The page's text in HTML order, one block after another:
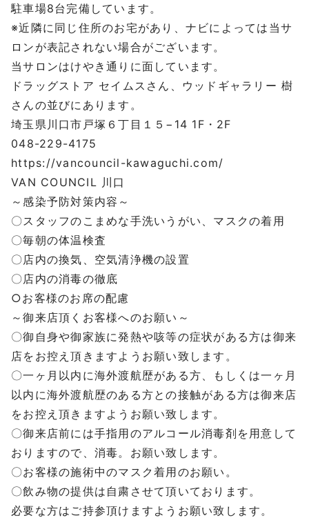
駐車場8台完備しています。
※近隣に同じ住所のお宅があり、ナビによっては当サ
ロンが表記されない場合がございます。
当サロンはけやき通りに面しています。
ドラッグストア セイムスさん、ウッドギャラリー 樹
さんの並びにあります。
埼玉県川口市戸塚６丁目１５−14 1F・2F
048-229-4175
https://vancouncil-kawaguchi.com/
VAN COUNCIL 川口
～感染予防対策内容～
〇スタッフのこまめな手洗いうがい、マスクの着用
〇毎朝の体温検査
〇店内の換気、空気清浄機の設置
〇店内の消毒の徹底
○お客様のお席の配慮
～御来店頂くお客様へのお願い～
〇御自身や御家族に発熱や咳等の症状がある方は御来
店をお控え頂きますようお願い致します。
〇一ヶ月以内に海外渡航歴がある方、もしくは一ヶ月
以内に海外渡航歴のある方との接触がある方は御来店
をお控え頂きますようお願い致します。
〇御来店前には手指用のアルコール消毒剤を用意して
おりますので、消毒。お願い致します。
〇お客様の施術中のマスク着用のお願い。
〇飲み物の提供は自粛させて頂いております。
必要な方はご持参頂けますようお願い致します。